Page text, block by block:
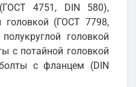
4751, DIN 580),
головкой (ГОСТ 7798,
головкой
с потайной головкой
с фланцем (DIN